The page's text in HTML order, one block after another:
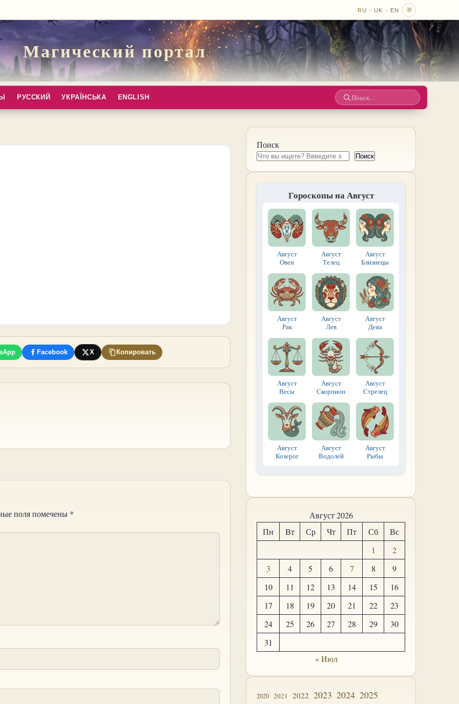
RU · UK · EN
Магический портал
РУССКИЙ УКРАЇНСЬКА ENGLISH
Поиск
Facebook X Копировать
поля помечены *
Поиск
Поиск
Гороскопы на Август
Август
Овен
Август
Телец
Август
Близнецы
Август
Рак
Август
Лев
Август
Дева
Август
Весы
Август
Скорпион
Август
Стрелец
Август
Козерог
Август
Водолей
Август
Рыбы
Август 2026
Пн
Вт Ср Чт Пт Сб
Вс
1
2
3
4 5 6 7 8
9
10
11 12 13 14 15
16
17
18 19 20 21 22
23
24
25 26 27 28 29
30
31
« Июл
2020 2021 2022 2023 2024 2025